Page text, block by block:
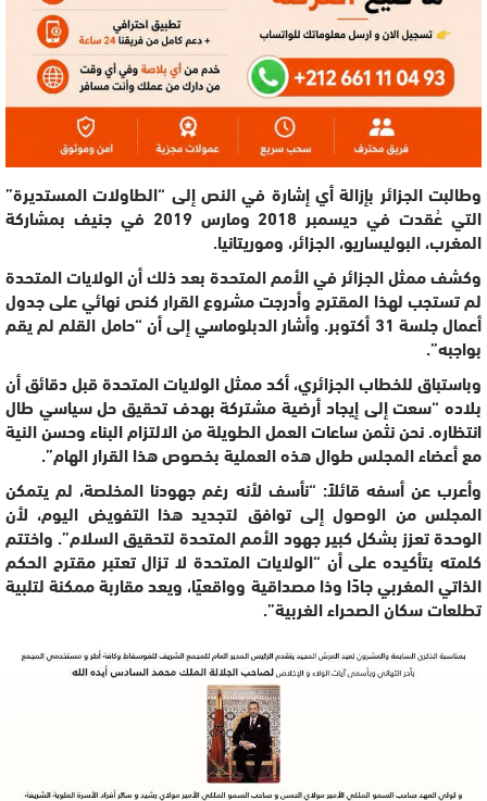
وطالبت الجزائر بإزالة أي إشارة في النص إلى “الطاولات المستديرة”
التي عُقدت في ديسمبر 2018 ومارس 2019 في جنيف بمشاركة
المغرب، البوليساريو، الجزائر، وموريتانيا.
وكشف ممثل الجزائر في الأمم المتحدة بعد ذلك أن الولايات المتحدة
لم تستجب لهذا المقترح وأدرجت مشروع القرار كنص نهائي على جدول
أعمال جلسة 31 أكتوبر. وأشار الدبلوماسي إلى أن “حامل القلم لم يقم
بواجبه”.
وباستباق للخطاب الجزائري، أكد ممثل الولايات المتحدة قبل دقائق أن
بلاده “سعت إلى إيجاد أرضية مشتركة بهدف تحقيق حل سياسي طال
انتظاره. نحن نثمن ساعات العمل الطويلة من الالتزام البناء وحسن النية
مع أعضاء المجلس طوال هذه العملية بخصوص هذا القرار الهام”.
وأعرب عن أسفه قائلاً: “نأسف لأنه رغم جهودنا المخلصة، لم يتمكن
المجلس من الوصول إلى توافق لتجديد هذا التفويض اليوم، لأن
الوحدة تعزز بشكل كبير جهود الأمم المتحدة لتحقيق السلام”. واختتم
كلمته بتأكيده على أن “الولايات المتحدة لا تزال تعتبر مقترح الحكم
الذاتي المغربي جادًا وذا مصداقية وواقعيًا، ويعد مقاربة ممكنة لتلبية
تطلعات سكان الصحراء الغربية”.